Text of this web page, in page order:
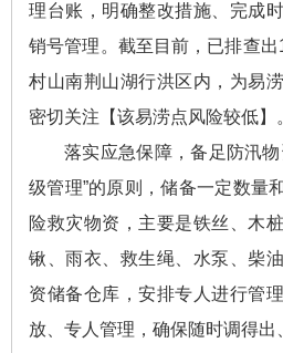
理台账，明确整改措施、完成
销号管理。截至目前，已排查
村山南荆山湖行洪区内，为易
密切关注【该易涝点风险较低】
落实应急保障，备足防汛
级管理”的原则，储备一定数量
险救灾物资，主要是铁丝、木
锹、雨衣、救生绳、水泵、柴
资储备仓库，安排专人进行管
放、专人管理，确保随时调得出